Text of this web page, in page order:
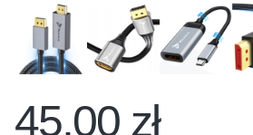
45,00 zł